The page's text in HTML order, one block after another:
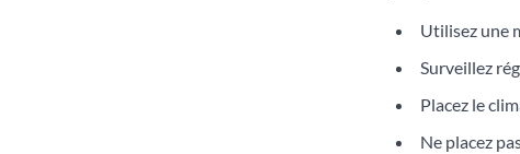
Utilisez une
Surveillez
Placez le
Ne placez